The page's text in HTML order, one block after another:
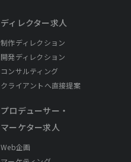
ディレクター求人
制作ディレクション
開発ディレクション
コンサルティング
クライアントへ直接提案
プロデューサー・
マーケター求人
Web企画